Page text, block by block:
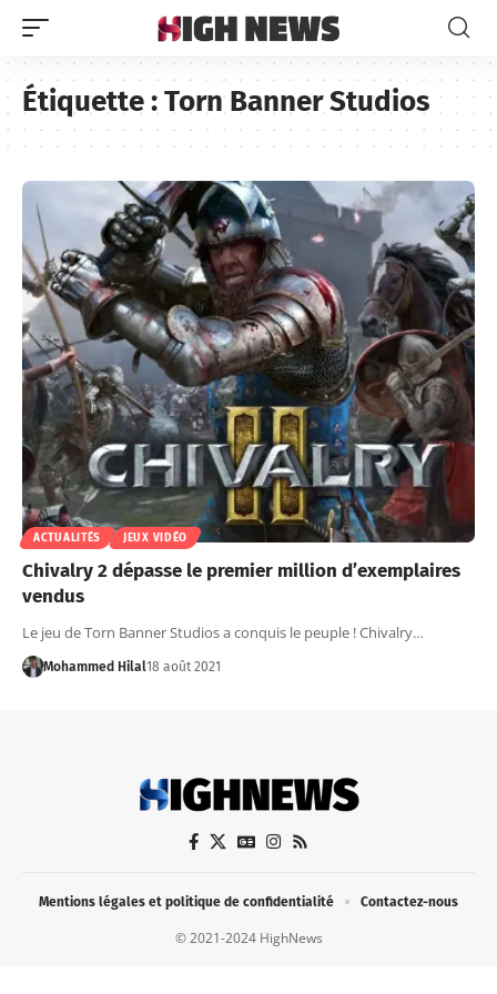
Étiquette :Torn Banner Studios
ACTUALITÉS JEUX VIDÉO
Chivalry 2 dépasse le premier million d’exemplaires
vendus
Le jeu de Torn Banner Studios a conquis le peuple ! Chivalry…
Mohammed Hilal18 août 2021
© 2021-2024 HighNews
Mentions légales et politique de confidentialité Contactez-nous